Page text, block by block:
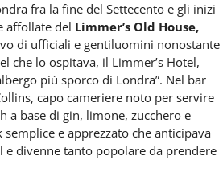
fra la fine del Settecento e gli inizi
affollate del Limmer’s Old House,
di ufficiali e gentiluomini nonostante
che lo ospitava, il Limmer’s Hotel,
più sporco di Londra”. Nel bar
capo cameriere noto per servire
a base di gin, limone, zucchero e
e apprezzato che anticipava
divenne tanto popolare da prendere